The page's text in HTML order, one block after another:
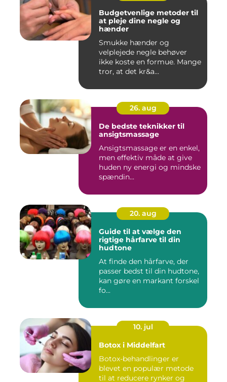
Budgetvenlige metoder til
at pleje dine negle og
hænder
Smukke hænder og
velplejede negle behøver
ikke koste en formue. Mange
tror, at det kr&a...
26. aug
De bedste teknikker til
ansigtsmassage
Ansigtsmassage er en enkel,
men effektiv måde at give
huden ny energi og mindske
spændin...
20. aug
Guide til at vælge den
rigtige hårfarve til din
hudtone
At finde den hårfarve, der
passer bedst til din hudtone,
kan gøre en markant forskel
fo...
10. jul
Botox i Middelfart
Botox-behandlinger er
blevet en populær metode
til at reducere rynker og